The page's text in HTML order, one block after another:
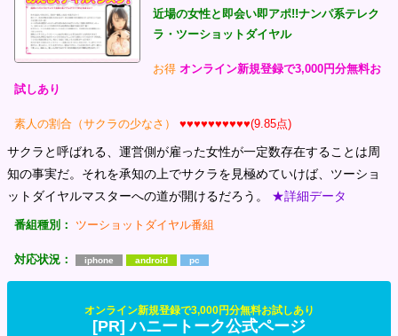
近場の女性と即会い即アポ!!ナンパ系テレク
ラ・ツーショットダイヤル
お得 オンライン新規登録で3,000円分無料お
試しあり
素人の割合（サクラの少なさ） ♥♥♥♥♥♥♥♥♥♥(9.85点)
サクラと呼ばれる、運営側が雇った女性が一定数存在することは周
知の事実だ。それを承知の上でサクラを見極めていけば、ツーショ
ットダイヤルマスターへの道が開けるだろう。 ★詳細データ
番組種別： ツーショットダイヤル番組
対応状況： iphone android pc
オンライン新規登録で3,000円分無料お試しあり
[PR] ハニートーク公式ページ